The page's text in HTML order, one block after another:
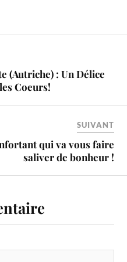
(Autriche) : Un Délice
Coeurs!
SUIVANT
qui va vous faire
saliver de bonheur !